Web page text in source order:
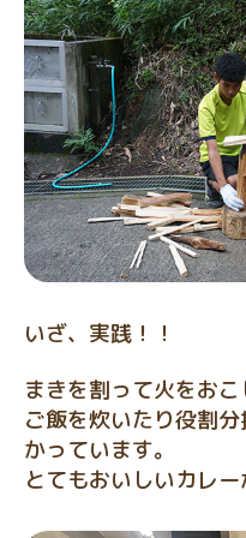
いざ、実践！！
まきを割って火をおこ
ご飯を炊いたり役割
かっています。
とてもおいしいカレー